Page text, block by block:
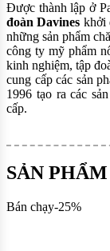
Được thành lập ở
đoàn Davines khởi
những sản phẩm
công ty mỹ phẩm
kinh nghiệm, tập
cung cấp các sản
1996 tạo ra các
cấp.
SẢN
Bán chạy-25%